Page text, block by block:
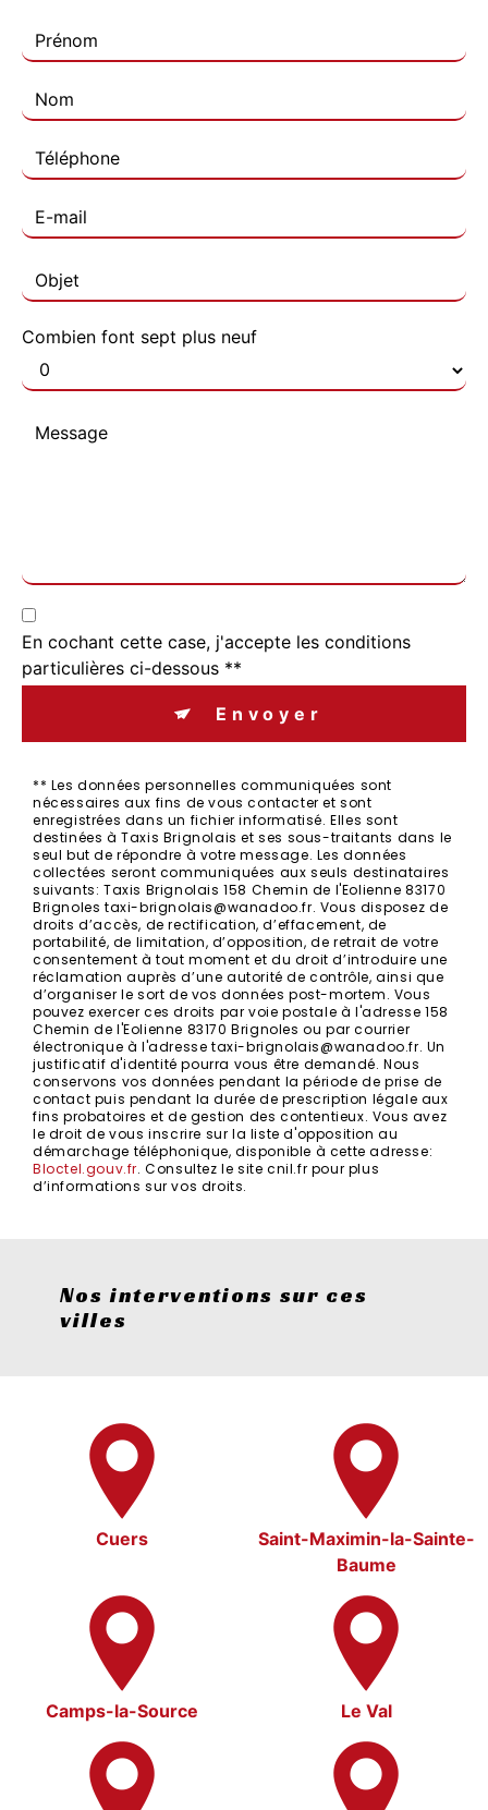
Combien font sept plus neuf
En cochant cette case, j'accepte les conditions
particulières ci-dessous **
Envoyer
** Les données personnelles communiquées sont
nécessaires aux fins de vous contacter et sont
enregistrées dans un fichier informatisé. Elles sont
destinées à Taxis Brignolais et ses sous-traitants dans le
seul but de répondre à votre message. Les données
collectées seront communiquées aux seuls destinataires
suivants: Taxis Brignolais 158 Chemin de l'Eolienne 83170
Brignoles taxi-brignolais@wanadoo.fr. Vous disposez de
droits d’accès, de rectification, d’effacement, de
portabilité, de limitation, d’opposition, de retrait de votre
consentement à tout moment et du droit d’introduire une
réclamation auprès d’une autorité de contrôle, ainsi que
d’organiser le sort de vos données post-mortem. Vous
pouvez exercer ces droits par voie postale à l'adresse 158
Chemin de l'Eolienne 83170 Brignoles ou par courrier
électronique à l'adresse taxi-brignolais@wanadoo.fr. Un
justificatif d'identité pourra vous être demandé. Nous
conservons vos données pendant la période de prise de
contact puis pendant la durée de prescription légale aux
fins probatoires et de gestion des contentieux. Vous avez
le droit de vous inscrire sur la liste d'opposition au
démarchage téléphonique, disponible à cette adresse:
Bloctel.gouv.fr. Consultez le site cnil.fr pour plus
d’informations sur vos droits.
Nos interventions sur ces
villes
Cuers
Saint-Maximin-la-Sainte-
Baume
Camps-la-Source Le Val